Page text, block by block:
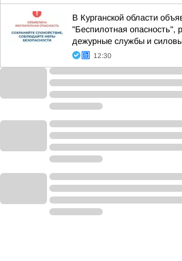
В Курганской области
"Беспилотная опасность",
дежурные службы и
12:30